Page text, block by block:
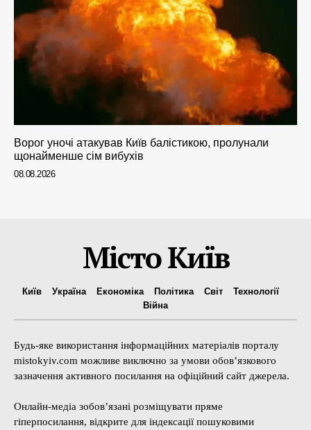
Ворог уночі атакував Київ балістикою, пролунали
щонайменше сім вибухів
08.08.2026
Місто Київ
Київ Україна Економіка Політика Світ
Технології
Війна
Будь-яке використання інформаційних матеріалів порталу
mistokyiv.com можливе виключно за умови обов’язкового
зазначення активного посилання на офіційний сайт джерела.
Онлайн-медіа зобов’язані розміщувати пряме
гіперпосилання, відкрите для індексації пошуковими